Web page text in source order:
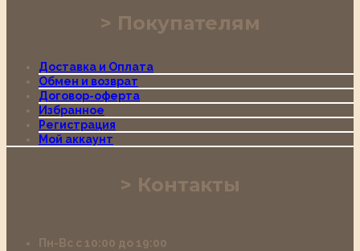
Покупателям
Доставка и Оплата
Обмен и возврат
Договор-оферта
Избранное
Регистрация
Мой аккаунт
Контакты
Пн-Вс с 10:00 до 19:00